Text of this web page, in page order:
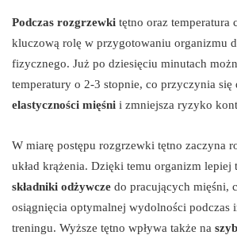
Podczas rozgrzewki tętno oraz temperatura
kluczową rolę w przygotowaniu organizmu
fizycznego. Już po dziesięciu minutach
temperatury o 2-3 stopnie, co przyczynia się
elastyczności mięśni i zmniejsza ryzyko
W miarę postępu rozgrzewki tętno zaczyna
układ krążenia. Dzięki temu organizm lepiej
składniki odżywcze do pracujących mięśni,
osiągnięcia optymalnej wydolności podczas
treningu. Wyższe tętno wpływa także na